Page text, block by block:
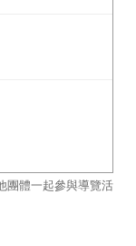
團體一起參與導覽活